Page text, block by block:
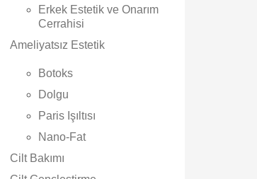
Erkek Estetik ve Onarım
Cerrahisi
Ameliyatsız Estetik
Botoks
Dolgu
Paris Işıltısı
Nano-Fat
Cilt Bakımı